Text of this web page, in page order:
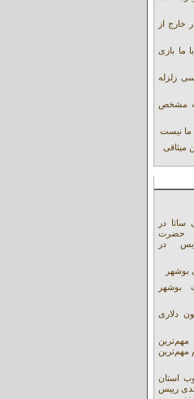
خارج از
ما بازی
زلزله
مشخص
ما نیست
میثاقی
در
حضرت
در
بوشهر
بوشهر
درآمدی ۵۰ میلیون دلاری
استان
رییس